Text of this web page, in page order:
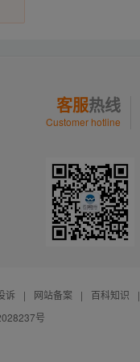
客服热线
Customer hotline
诉 | 网站备案 | 百科知识 |
号